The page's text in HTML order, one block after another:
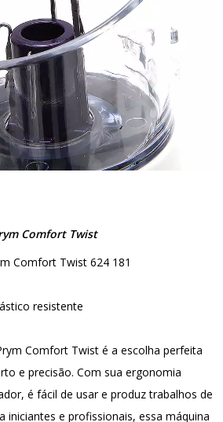
Comfort Twist
Comfort Twist 624 181
resistente
Comfort Twist é a escolha perfeita
e precisão. Com sua ergonomia
é fácil de usar e produz trabalhos de
iniciantes e profissionais, essa máquina